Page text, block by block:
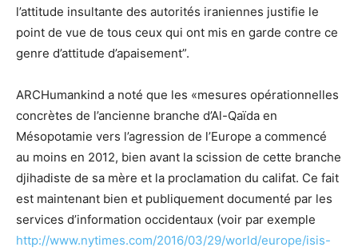
l’attitude insultante des autorités iraniennes justifie le
point de vue de tous ceux qui ont mis en garde contre ce
genre d’attitude d’apaisement”.
ARCHumankind a noté que les «mesures opérationnelles
concrètes de l’ancienne branche d’Al-Qaïda en
Mésopotamie vers l’agression de l’Europe a commencé
au moins en 2012, bien avant la scission de cette branche
djihadiste de sa mère et la proclamation du califat. Ce fait
est maintenant bien et publiquement documenté par les
services d’information occidentaux (voir par exemple
http://www.nytimes.com/2016/03/29/world/europe/isis-